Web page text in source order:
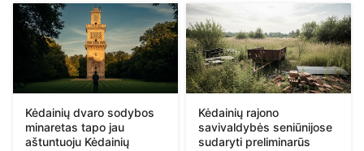
Kėdainių dvaro sodybos
minaretas tapo jau
aštuntuoju Kėdainių
Kėdainių rajono
savivaldybės seniūnijose
sudaryti preliminarūs